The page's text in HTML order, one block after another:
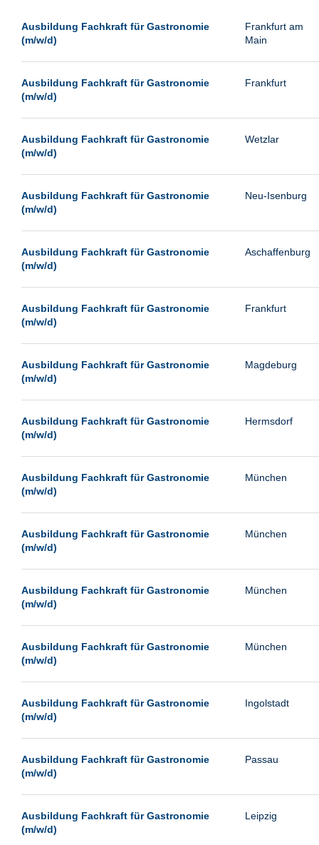
Heilbronn
Kassel
Laatzen
Leipzig
Magdeburg
Mannheim
Neubrandenburg
Neumünster
Passau
Pforzheim
Siegen
Ulm
Weimar
Wuppertal
Ausbildung Fachkraft für Gastronomie
(m/w/d)
Frankfurt am
Main
Ausbildung Fachkraft für Gastronomie
(m/w/d)
Frankfurt
Ausbildung Fachkraft für Gastronomie
(m/w/d)
Wetzlar
Ausbildung Fachkraft für Gastronomie
(m/w/d)
Neu-Isenburg
Ausbildung Fachkraft für Gastronomie
(m/w/d)
Aschaffenburg
Ausbildung Fachkraft für Gastronomie
(m/w/d)
Frankfurt
Ausbildung Fachkraft für Gastronomie
(m/w/d)
Magdeburg
Ausbildung Fachkraft für Gastronomie
(m/w/d)
Hermsdorf
Ausbildung Fachkraft für Gastronomie
(m/w/d)
München
Ausbildung Fachkraft für Gastronomie
(m/w/d)
München
Ausbildung Fachkraft für Gastronomie
(m/w/d)
München
Ausbildung Fachkraft für Gastronomie
(m/w/d)
München
Ausbildung Fachkraft für Gastronomie
(m/w/d)
Ingolstadt
Ausbildung Fachkraft für Gastronomie
(m/w/d)
Passau
Ausbildung Fachkraft für Gastronomie
(m/w/d)
Leipzig